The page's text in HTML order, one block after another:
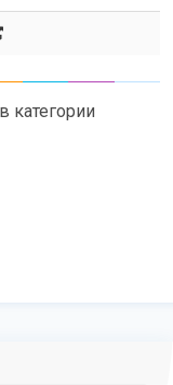
категории